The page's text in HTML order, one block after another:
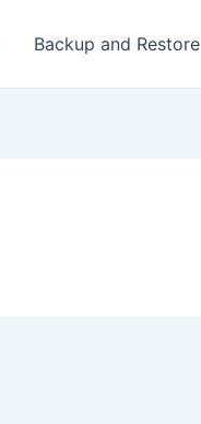
Backup and Restore